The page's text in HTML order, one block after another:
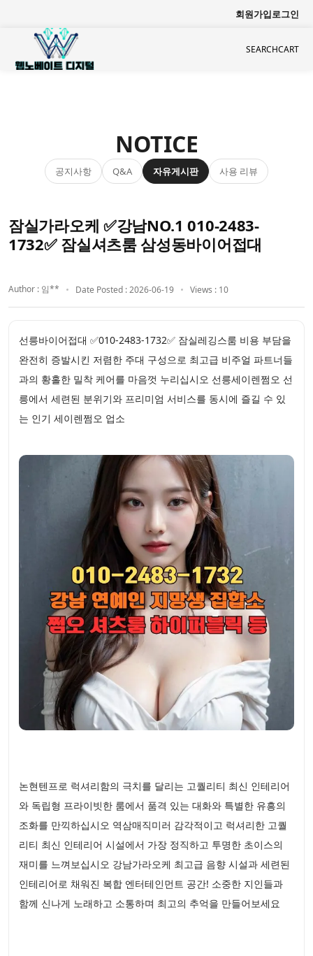
회원가입로그인
SEARCHCART
NOTICE
공지사항 Q&A 자유게시판 사용 리뷰
잠실가라오케 ✅강남NO.1 010-2483-
1732✅ 잠실셔츠룸 삼성동바이어접대
Author : 임** Date Posted : 2026-06-19 Views : 10
선릉바이어접대 ✅010-2483-1732✅ 잠실레깅스룸 비용 부담을
완전히 증발시킨 저렴한 주대 구성으로 최고급 비주얼 파트너들
과의 황홀한 밀착 케어를 마음껏 누리십시오 선릉세이렌쩜오 선
릉에서 세련된 분위기와 프리미엄 서비스를 동시에 즐길 수 있
는 인기 세이렌쩜오 업소
논현텐프로 럭셔리함의 극치를 달리는 고퀄리티 최신 인테리어
와 독립형 프라이빗한 룸에서 품격 있는 대화와 특별한 유흥의
조화를 만끽하십시오 역삼매직미러 감각적이고 럭셔리한 고퀄
리티 최신 인테리어 시설에서 가장 정직하고 투명한 초이스의
재미를 느껴보십시오 강남가라오케 최고급 음향 시설과 세련된
인테리어로 채워진 복합 엔터테인먼트 공간! 소중한 지인들과
함께 신나게 노래하고 소통하며 최고의 추억을 만들어보세요